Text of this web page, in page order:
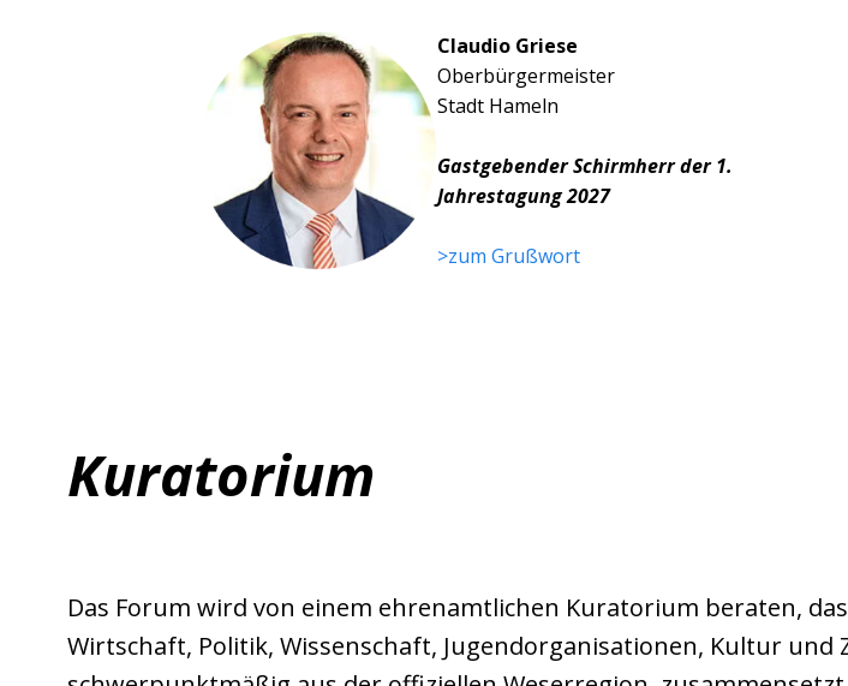
Claudio Griese
Oberbürgermeister
Stadt Hameln
Gastgebender Schirmherr der 1.
Jahrestagung 2027
>zum Grußwort
Kuratorium
Das Forum wird von einem ehrenamtlichen Kuratorium beraten,
Wirtschaft, Politik, Wissenschaft, Jugendorganisationen, Kultur und